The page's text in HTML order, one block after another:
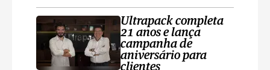
Ultrapack completa
21 anos e lança
campanha de
aniversário para
clientes